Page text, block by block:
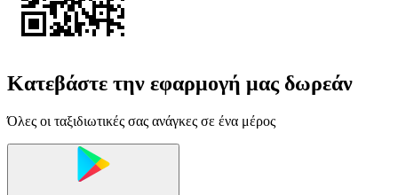
Κατεβάστε την εφαρμογή μας δωρεάν
Όλες οι ταξιδιωτικές σας ανάγκες σε ένα μέρος